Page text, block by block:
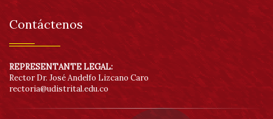
Contáctenos
REPRESENTANTE LEGAL:
Rector Dr. José Andelfo Lizcano Caro
rectoria@udistrital.edu.co